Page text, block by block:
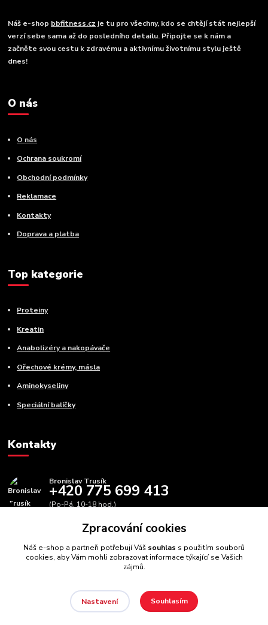
Náš e-shop bbfitness.cz je tu pro všechny, kdo se chtějí stát nejlepší
verzí sebe sama až do posledního detailu. Připojte se k nám a
začněte svou cestu k zdravému a aktivnímu životnímu stylu ještě
dnes!
O nás
O nás
Ochrana soukromí
Obchodní podmínky
Reklamace
Kontakty
Doprava a platba
Top kategorie
Proteiny
Kreatin
Anabolizéry a nakopávače
Ořechové krémy, másla
Aminokyseliny
Speciální balíčky
Kontakty
Bronislav Trusík
+420 775 699 413
(Po-Pá, 10-18 hod.)
info@bbfitness.cz
BBfintess.cz -Fitness doplňky a zdravá výživa//Webdesign
Zpracování cookies
Náš e-shop a partneři potřebují Váš souhlas s použitím souborů
cookies, aby Vám mohli zobrazovat informace týkající se Vašich
zájmů.
Nastavení Souhlasím